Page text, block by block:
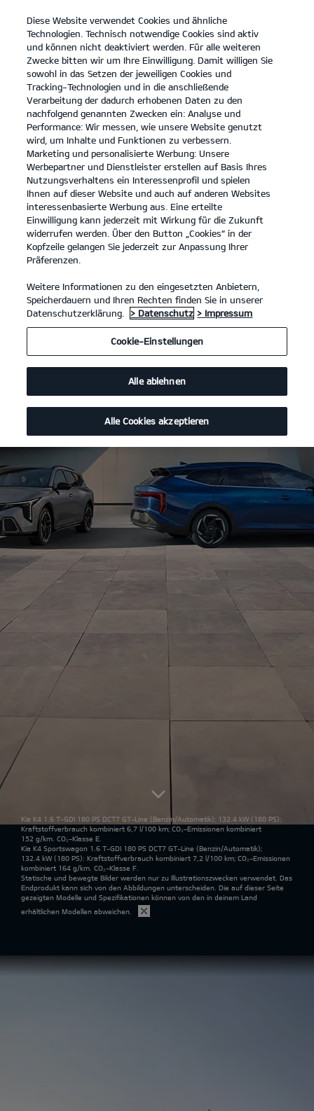
open
menu
KONTAKT
Der Kia K4 Probefahrt / Angebot
Konfigurator
... ... DER KIA K4
Der neue Kia K4.
Komfort in jedem Detail.
Kia K4 1.6 T-GDI 180 PS DCT7 GT-Line (Benzin/Automatik); 132.4 kW (180 PS):
Kraftstoffverbrauch kombiniert 6,7 l/100 km; CO₂-Emissionen kombiniert
152 g/km. CO₂-Klasse E.
Kia K4 Sportswagon 1.6 T-GDI 180 PS DCT7 GT-Line (Benzin/Automatik);
132.4 kW (180 PS): Kraftstoffverbrauch kombiniert 7,2 l/100 km; CO₂-Emissionen
kombiniert 164 g/km. CO₂-Klasse F.
Statische und bewegte Bilder werden nur zu Illustrationszwecken verwendet. Das
Endprodukt kann sich von den Abbildungen unterscheiden. Die auf dieser Seite
gezeigten Modelle und Spezifikationen können von den in deinem Land
erhältlichen Modellen abweichen.
Diese Website verwendet Cookies und ähnliche
Technologien. Technisch notwendige Cookies sind aktiv
und können nicht deaktiviert werden. Für alle weiteren
Zwecke bitten wir um Ihre Einwilligung. Damit willigen Sie
sowohl in das Setzen der jeweiligen Cookies und
Tracking-Technologien und in die anschließende
Verarbeitung der dadurch erhobenen Daten zu den
nachfolgend genannten Zwecken ein: Analyse und
Performance: Wir messen, wie unsere Website genutzt
wird, um Inhalte und Funktionen zu verbessern.
Marketing und personalisierte Werbung: Unsere
Werbepartner und Dienstleister erstellen auf Basis Ihres
Nutzungsverhaltens ein Interessenprofil und spielen
Ihnen auf dieser Website und auch auf anderen Websites
interessenbasierte Werbung aus. Eine erteilte
Einwilligung kann jederzeit mit Wirkung für die Zukunft
widerrufen werden. Über den Button „Cookies“ in der
Kopfzeile gelangen Sie jederzeit zur Anpassung Ihrer
Präferenzen.
Weitere Informationen zu den eingesetzten Anbietern,
Speicherdauern und Ihren Rechten finden Sie in unserer
Datenschutzerklärung.
> Datenschutz > Impressum
Cookie-Einstellungen
Alle ablehnen
Alle Cookies akzeptieren